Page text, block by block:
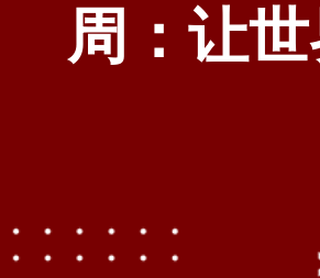
周：让